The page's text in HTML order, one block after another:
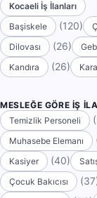
Kocaeli İş İlanları
Başiskele
(120)
Dilovası (26)
Kandıra (26)
MESLEĞE GÖRE İŞ
Temizlik Personeli
Muhasebe Elemanı
Kasiyer (40)
Çocuk Bakıcısı